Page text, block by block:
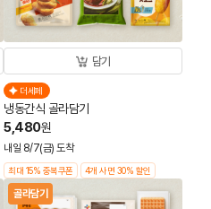
담기
더세페
냉동간식 골라담기
5,480원
내일 8/7(금) 도착
최대 15% 중복쿠폰 4개 사면 30% 할인
골라담기